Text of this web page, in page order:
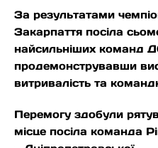
За результатами
Закарпаття посіла
найсильніших команд
продемонструвавши
витривалість та
Перемогу здобули
місце посіла команда